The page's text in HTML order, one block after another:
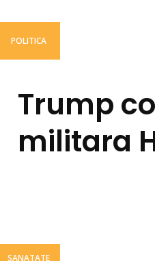
POLITICA
Trump
militara
SANATATE